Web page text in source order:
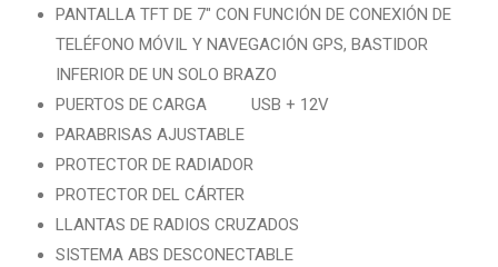
PANTALLA TFT DE 7″ CON FUNCIÓN DE CONEXIÓN DE
TELÉFONO MÓVIL Y NAVEGACIÓN GPS, BASTIDOR
INFERIOR DE UN SOLO BRAZO
PUERTOS DE CARGA USB + 12V
PARABRISAS AJUSTABLE
PROTECTOR DE RADIADOR
PROTECTOR DEL CÁRTER
LLANTAS DE RADIOS CRUZADOS
SISTEMA ABS DESCONECTABLE